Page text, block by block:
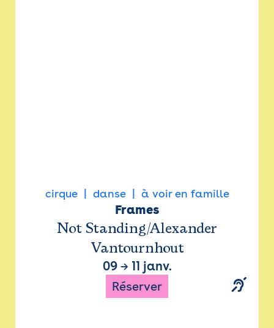
cirque danse à voir en famille
Frames
Not Standing/Alexander
Vantournhout
09→ 11 janv.
Réserver